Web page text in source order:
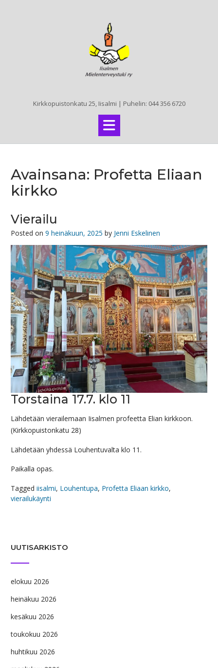
Kirkkopuistonkatu 25, Iisalmi | Puhelin: 044 356 6720
Avainsana: Profetta Eliaan
kirkko
Vierailu
Posted on 9 heinäkuun, 2025 by Jenni Eskelinen
Torstaina 17.7. klo 11
Lähdetään vierailemaan Iisalmen profeetta Elian kirkkoon.
(Kirkkopuistonkatu 28)
Lähdetään yhdessä Louhentuvalta klo 11.
Paikalla opas.
Tagged iisalmi, Louhentupa, Profetta Eliaan kirkko,
vierailukäynti
UUTISARKISTO
elokuu 2026
heinäkuu 2026
kesäkuu 2026
toukokuu 2026
huhtikuu 2026